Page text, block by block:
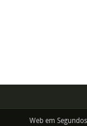
Web em Segundos